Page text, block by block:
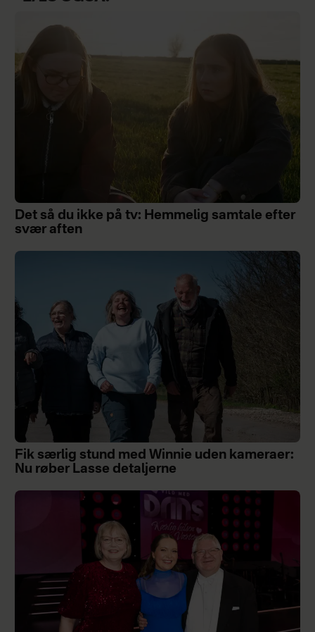
Det så du ikke på tv: Hemmelig samtale efter
svær aften
Fik særlig stund med Winnie uden kameraer:
Nu røber Lasse detaljerne